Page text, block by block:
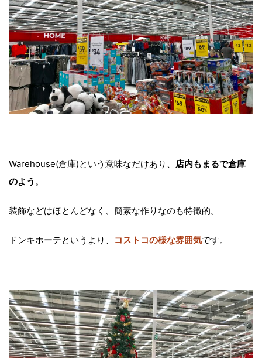
Warehouse(倉庫)という意味なだけあり、 店内もまるで倉庫
のよう 。
装飾などはほとんどなく、簡素な作りなのも特徴的。
ドンキホーテというより、 コストコの様な雰囲気です。